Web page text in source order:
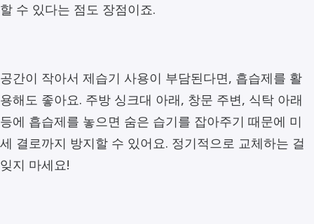
할 수 있다는 점도 장점이죠.
공간이 작아서 제습기 사용이 부담된다면, 흡습제를 활
용해도 좋아요. 주방 싱크대 아래, 창문 주변, 식탁 아래
등에 흡습제를 놓으면 숨은 습기를 잡아주기 때문에 미
세 결로까지 방지할 수 있어요. 정기적으로 교체하는 걸
잊지 마세요!